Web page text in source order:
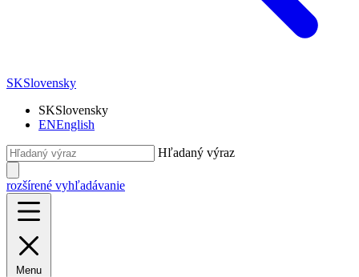
SKSlovensky
SKSlovensky
ENEnglish
Hľadaný výraz
rozšírené vyhľadávanie
Menu